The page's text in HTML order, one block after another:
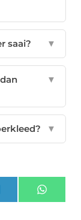
saai? ▼
▼
▼